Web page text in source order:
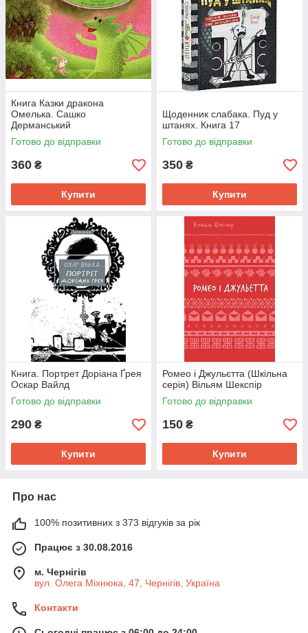
Книга Казки дракона
Омелька. Сашко
Дерманський
Готово до відправки
360 ₴
Купити
Щоденник слабака. Пуд у
штанях. Книга 17
Готово до відправки
350 ₴
Купити
Книга. Портрет Доріана Ґрея
Оскар Вайлд
Готово до відправки
290 ₴
Купити
Ромео і Джульєтта (Шкільна
серія) Вільям Шекспір
Готово до відправки
150 ₴
Купити
Про нас
100% позитивних з 373 відгуків за рік
Працює з 30.08.2016
м. Чернігів
вул. Олега Міхнюка, 47, Чернігів, Україна
Контакти